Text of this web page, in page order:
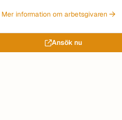
Mer information om arbetsgivaren
Ansök nu